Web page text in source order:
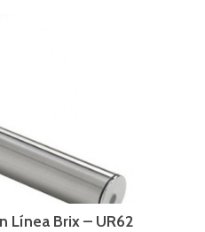
Brix – UR62